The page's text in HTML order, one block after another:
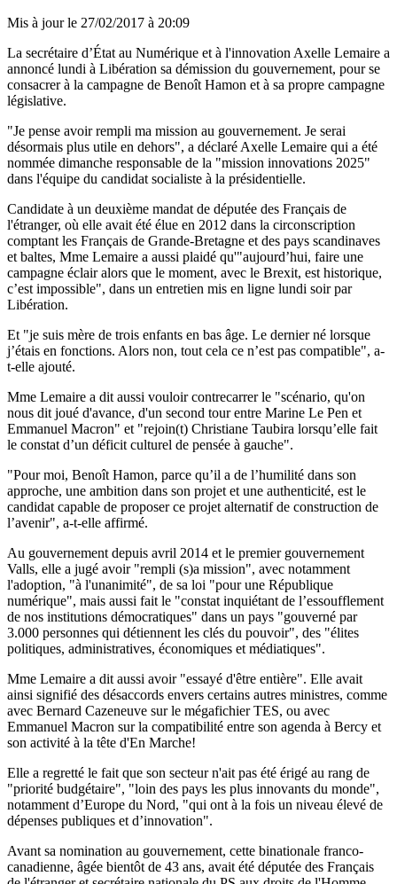
Mis à jour le 27/02/2017 à 20:09
La secrétaire d’État au Numérique et à l'innovation Axelle Lemaire a
annoncé lundi à Libération sa démission du gouvernement, pour se
consacrer à la campagne de Benoît Hamon et à sa propre campagne
législative.
"Je pense avoir rempli ma mission au gouvernement. Je serai
désormais plus utile en dehors", a déclaré Axelle Lemaire qui a été
nommée dimanche responsable de la "mission innovations 2025"
dans l'équipe du candidat socialiste à la présidentielle.
Candidate à un deuxième mandat de députée des Français de
l'étranger, où elle avait été élue en 2012 dans la circonscription
comptant les Français de Grande-Bretagne et des pays scandinaves
et baltes, Mme Lemaire a aussi plaidé qu'"aujourd’hui, faire une
campagne éclair alors que le moment, avec le Brexit, est historique,
c’est impossible", dans un entretien mis en ligne lundi soir par
Libération.
Et "je suis mère de trois enfants en bas âge. Le dernier né lorsque
j’étais en fonctions. Alors non, tout cela ce n’est pas compatible", a-
t-elle ajouté.
Mme Lemaire a dit aussi vouloir contrecarrer le "scénario, qu'on
nous dit joué d'avance, d'un second tour entre Marine Le Pen et
Emmanuel Macron" et "rejoin(t) Christiane Taubira lorsqu’elle fait
le constat d’un déficit culturel de pensée à gauche".
"Pour moi, Benoît Hamon, parce qu’il a de l’humilité dans son
approche, une ambition dans son projet et une authenticité, est le
candidat capable de proposer ce projet alternatif de construction de
l’avenir", a-t-elle affirmé.
Au gouvernement depuis avril 2014 et le premier gouvernement
Valls, elle a jugé avoir "rempli (s)a mission", avec notamment
l'adoption, "à l'unanimité", de sa loi "pour une République
numérique", mais aussi fait le "constat inquiétant de l’essoufflement
de nos institutions démocratiques" dans un pays "gouverné par
3.000 personnes qui détiennent les clés du pouvoir", des "élites
politiques, administratives, économiques et médiatiques".
Mme Lemaire a dit aussi avoir "essayé d'être entière". Elle avait
ainsi signifié des désaccords envers certains autres ministres, comme
avec Bernard Cazeneuve sur le mégafichier TES, ou avec
Emmanuel Macron sur la compatibilité entre son agenda à Bercy et
son activité à la tête d'En Marche!
Elle a regretté le fait que son secteur n'ait pas été érigé au rang de
"priorité budgétaire", "loin des pays les plus innovants du monde",
notamment d’Europe du Nord, "qui ont à la fois un niveau élevé de
dépenses publiques et d’innovation".
Avant sa nomination au gouvernement, cette binationale franco-
canadienne, âgée bientôt de 43 ans, avait été députée des Français